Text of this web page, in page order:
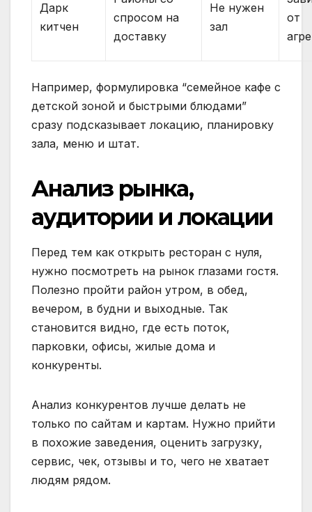
Дарк
китчен
спросом на
доставку
Не нужен
зал
от
Например, формулировка “семейное кафе с
детской зоной и быстрыми блюдами”
сразу подсказывает локацию, планировку
зала, меню и штат.
Анализ рынка,
аудитории и локации
Перед тем как открыть ресторан с нуля,
нужно посмотреть на рынок глазами гостя.
Полезно пройти район утром, в обед,
вечером, в будни и выходные. Так
становится видно, где есть поток,
парковки, офисы, жилые дома и
конкуренты.
Анализ конкурентов лучше делать не
только по сайтам и картам. Нужно прийти
в похожие заведения, оценить загрузку,
сервис, чек, отзывы и то, чего не хватает
людям рядом.